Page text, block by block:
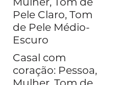
Pele Claro, Tom
de Pele Médio-
Escuro
Casal com
coração: Pessoa,